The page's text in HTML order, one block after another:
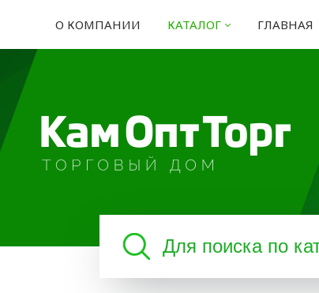
О КОМПАНИИ КАТАЛОГ ГЛАВНАЯ